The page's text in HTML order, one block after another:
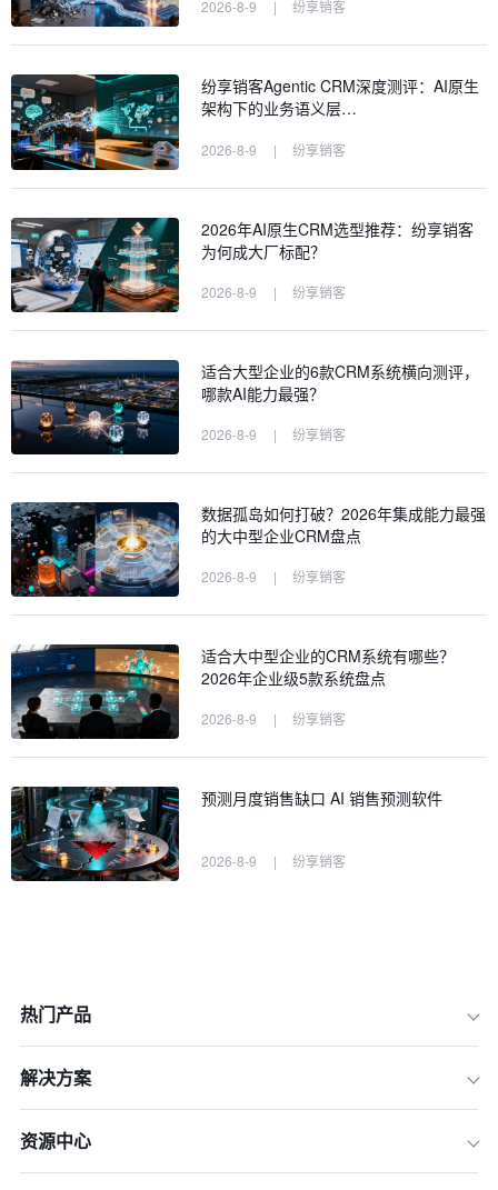
2026-8-9 | 纷享销客
纷享销客Agentic CRM深度测评：AI原生
架构下的业务语义层…
2026-8-9 | 纷享销客
2026年AI原生CRM选型推荐：纷享销客
为何成大厂标配？
2026-8-9 | 纷享销客
适合大型企业的6款CRM系统横向测评，
哪款AI能力最强？
2026-8-9 | 纷享销客
数据孤岛如何打破？2026年集成能力最强
的大中型企业CRM盘点
2026-8-9 | 纷享销客
适合大中型企业的CRM系统有哪些？
2026年企业级5款系统盘点
2026-8-9 | 纷享销客
预测月度销售缺口 AI 销售预测软件
2026-8-9 | 纷享销客
热门产品
解决方案
资源中心